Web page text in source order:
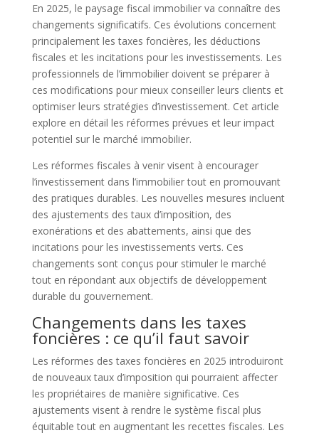
En 2025, le paysage fiscal immobilier va connaître des
changements significatifs. Ces évolutions concernent
principalement les taxes foncières, les déductions
fiscales et les incitations pour les investissements. Les
professionnels de l’immobilier doivent se préparer à
ces modifications pour mieux conseiller leurs clients et
optimiser leurs stratégies d’investissement. Cet article
explore en détail les réformes prévues et leur impact
potentiel sur le marché immobilier.
Les réformes fiscales à venir visent à encourager
l’investissement dans l’immobilier tout en promouvant
des pratiques durables. Les nouvelles mesures incluent
des ajustements des taux d’imposition, des
exonérations et des abattements, ainsi que des
incitations pour les investissements verts. Ces
changements sont conçus pour stimuler le marché
tout en répondant aux objectifs de développement
durable du gouvernement.
Changements dans les taxes
foncières : ce qu’il faut savoir
Les réformes des taxes foncières en 2025 introduiront
de nouveaux taux d’imposition qui pourraient affecter
les propriétaires de manière significative. Ces
ajustements visent à rendre le système fiscal plus
équitable tout en augmentant les recettes fiscales. Les